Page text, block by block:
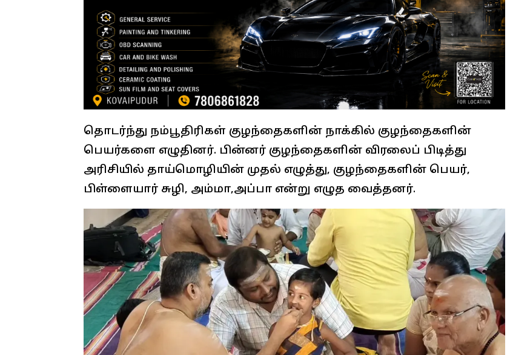
தொடர்ந்து நம்பூதிரிகள் குழந்தைகளின் நாக்கில் குழந்தைகளின்
பெயர்களை எழுதினர். பின்னர் குழந்தைகளின் விரலைப் பிடித்து
அரிசியில் தாய்மொழியின் முதல் எழுத்து, குழந்தைகளின் பெயர்,
பிள்ளையார் சுழி, அம்மா,அப்பா என்று எழுத வைத்தனர்.